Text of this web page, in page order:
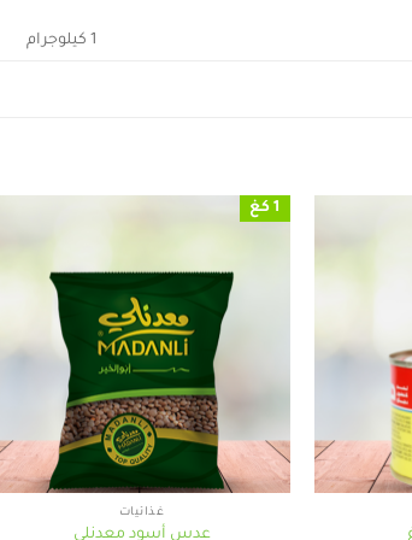
1 كيلوجرام
1 كغ
غذائيات
عدس أسود معدنلي